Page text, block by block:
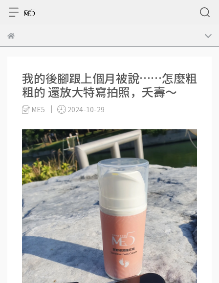
我的後腳跟上個月被說……怎麼粗
粗的 還放大特寫拍照，夭壽～
ME5 2024-10-29